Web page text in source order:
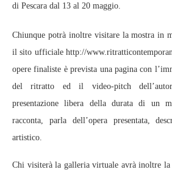
di Pescara dal 13 al 20 maggio.
Chiunque potrà inoltre visitare la mostra in
il sito ufficiale http://
opere finaliste è prevista una pagina con
del ritratto ed il video-pitch
presentazione libera della durata di un
racconta, parla dell’opera presentata,
artistico.
Chi visiterà la galleria virtuale avrà inoltre